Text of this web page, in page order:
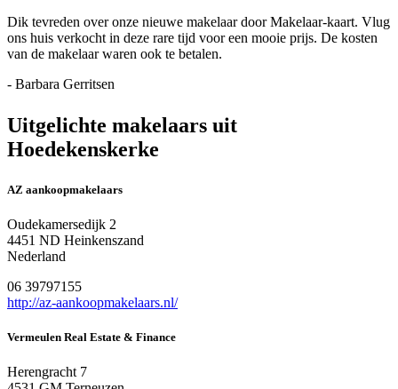
Dik tevreden over onze nieuwe makelaar door Makelaar-kaart. Vlug
ons huis verkocht in deze rare tijd voor een mooie prijs. De kosten
van de makelaar waren ook te betalen.
- Barbara Gerritsen
Uitgelichte makelaars uit
Hoedekenskerke
AZ aankoopmakelaars
Oudekamersedijk 2
4451 ND Heinkenszand
Nederland
06 39797155
http://az-aankoopmakelaars.nl/
Vermeulen Real Estate & Finance
Herengracht 7